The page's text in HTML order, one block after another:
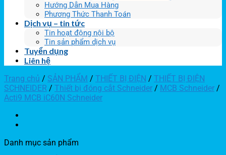
Hướng Dẫn Mua Hàng
Phương Thức Thanh Toán
Dịch vụ – tin tức
Tin hoạt động nội bộ
Tin sản phẩm dịch vụ
Tuyển dụng
Liên hệ
Trang chủ / SẢN PHẨM / THIẾT BỊ ĐIỆN / THIẾT BỊ ĐIỆN
SCHNEIDER / Thiết bị đóng cắt Schneider / MCB Schneider /
Acti9 MCB iC60N Schneider
Danh mục sản phẩm